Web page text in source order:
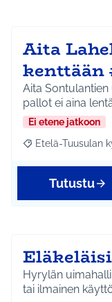
Aita
kenttään
Aita
Ei etene jatkoon
Rajaa tulokset
Etelä-Tuusulan
Tutustu
Hyrylän
tai ilmainen